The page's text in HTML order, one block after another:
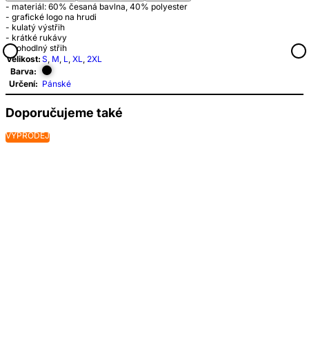
- materiál: 60% česaná bavlna, 40% polyester
- grafické logo na hrudi
- kulatý výstřih
- krátké rukávy
- pohodlný střih
Velikost: S M L XL
2XL
Barva:
Určení: Pánské
Doporučujeme také
VÝPRODEJ